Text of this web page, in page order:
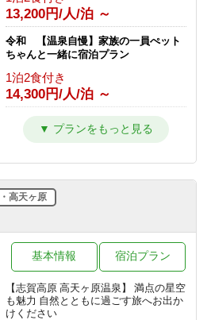
フェ◇「美味しい音×香りの誘惑」に
心躍る♪ライブキッチンへG
1泊2食付き
【暑さから逃げる旅】チェックイン日
の15時に気温25度以上で志賀高原ビー
ルプレゼント！＜2食付＞
10,300円/人/泊 ～
13,200円/人/泊 ～
令和 【温泉自慢】家族の一員ぺット
ちゃんと一緒に宿泊プラン
1泊2食付き
14,300円/人/泊 ～
令和 とろける旨さ信州牛すき焼きプ
ラン【温泉・信州牛をご堪能】
令和 訳ありプラン トイレ洗面所な
12,100円/人/泊 ～
高天ヶ原
【志賀高原 高天ヶ原温泉】 満点の星空
も魅力 自然とともに過ごす旅へお出か
けください
基本情報 宿泊プラン